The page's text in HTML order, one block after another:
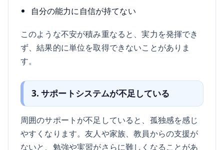
自分の能力に自信が持てない
このような不安が積み重なると、実力を発揮でき
ず、結果的に単位を取得できないことがありま
す。
3. サポートシステムが不足している
周囲のサポートが不足していると、孤独感を感じ
やすくなります。友人や家族、教員からの支援が
ないと、勉強や実習がさらに難しくなることがあ